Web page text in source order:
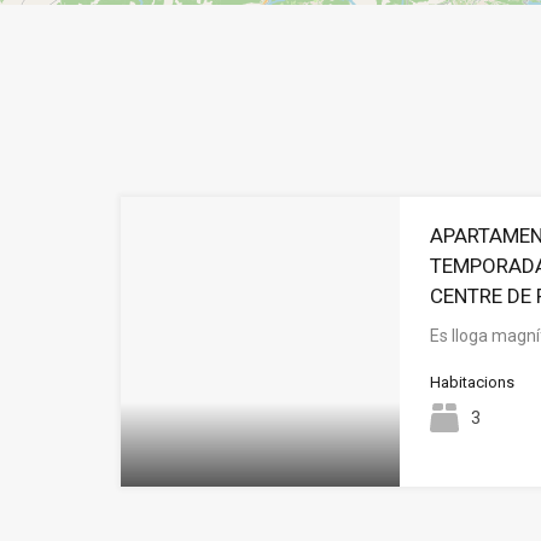
CENTRE DE
Es lloga
Habitacions
3